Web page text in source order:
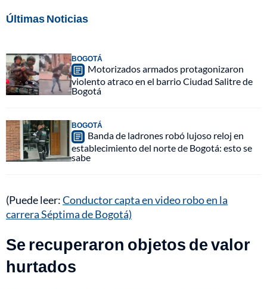
Últimas Noticias
BOGOTÁ
Motorizados armados protagonizaron
violento atraco en el barrio Ciudad Salitre de
Bogotá
BOGOTÁ
Banda de ladrones robó lujoso reloj en
establecimiento del norte de Bogotá: esto se
sabe
(Puede leer:Conductor capta en video robo en la
carrera Séptima de Bogotá)
Se recuperaron objetos de valor
hurtados